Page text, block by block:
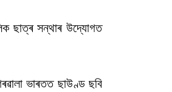
ছাত্ৰ সন্থাৰ উদ্যোগত
ভাৰতত ছাউণ্ড ছবি